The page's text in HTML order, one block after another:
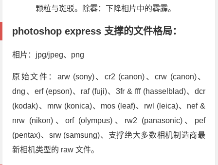
颗粒与斑驳。除雾：下降相片中的雾霾。
photoshop express 支撑的文件格局：
相片：jpg/jpeg、png
原始文件：arw (sony)、cr2 (canon)、crw (canon)、
dng、erf (epson)、raf (fuji)、3fr & fff (hasselblad)、dcr
(kodak)、mrw (konica)、mos (leaf)、rwl (leica)、nef &
nrw (nikon)、orf (olympus)、rw2 (panasonic)、pef
(pentax)、srw (samsung)、支撑绝大多数相机制造商最
新相机类型的 raw 文件。